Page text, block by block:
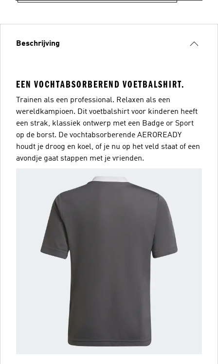
Beschrijving
EEN VOCHTABSORBEREND VOETBALSHIRT.
Trainen als een professional. Relaxen als een
wereldkampioen. Dit voetbalshirt voor kinderen heeft
een strak, klassiek ontwerp met een Badge or Sport
op de borst. De vochtabsorberende AEROREADY
houdt je droog en koel, of je nu op het veld staat of een
avondje gaat stappen met je vrienden.